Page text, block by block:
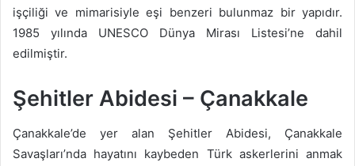
işçiliği ve mimarisiyle eşi benzeri bulunmaz bir yapıdır.
1985 yılında UNESCO Dünya Mirası Listesi’ne dahil
edilmiştir.
Şehitler Abidesi – Çanakkale
Çanakkale’de yer alan Şehitler Abidesi, Çanakkale
Savaşları’nda hayatını kaybeden Türk askerlerini anmak